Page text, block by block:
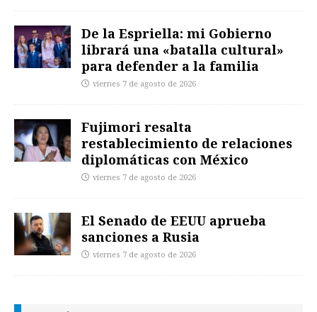
De la Espriella: mi Gobierno
librará una «batalla cultural»
para defender a la familia
viernes 7 de agosto de 2026
Fujimori resalta
restablecimiento de relaciones
diplomáticas con México
viernes 7 de agosto de 2026
El Senado de EEUU aprueba
sanciones a Rusia
viernes 7 de agosto de 2026